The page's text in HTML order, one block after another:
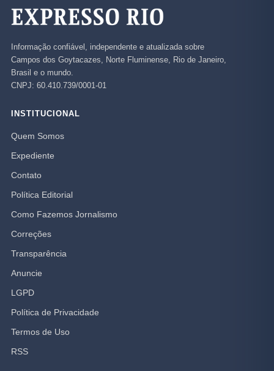
Informação confiável, independente e atualizada sobre
Campos dos Goytacazes, Norte Fluminense, Rio de Janeiro,
Brasil e o mundo.
CNPJ: 60.410.739/0001-01
INSTITUCIONAL
Quem Somos
Expediente
Contato
Política Editorial
Como Fazemos Jornalismo
Correções
Transparência
Anuncie
LGPD
Política de Privacidade
Termos de Uso
RSS